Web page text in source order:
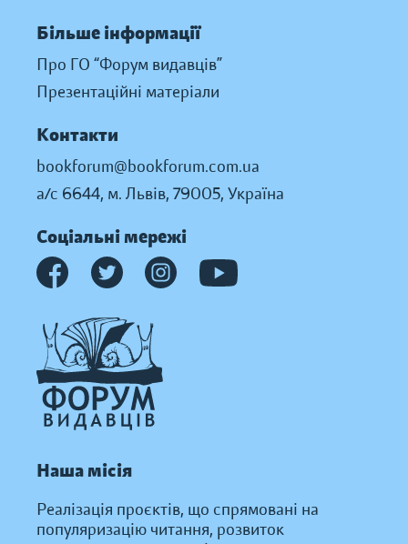
Більше інформації
Про ГО “Форум видавців”
Презентаційні матеріали
Контакти
bookforum@bookforum.com.ua
а/с 6644, м. Львів, 79005, Україна
Соціальні мережі
Наша місія
Реалізація проєктів, що спрямовані на
популяризацію читання, розвиток